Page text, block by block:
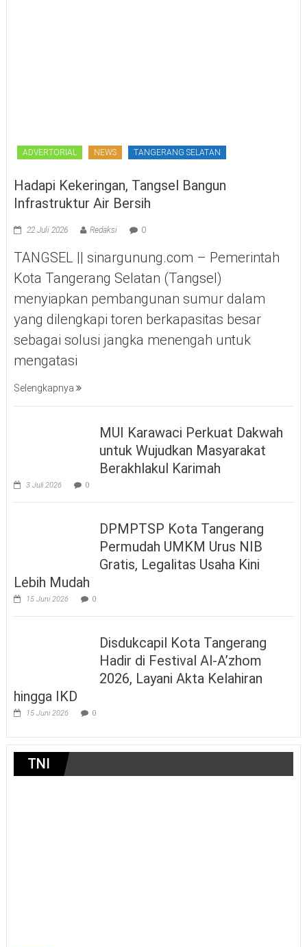
ADVERTORIAL NEWS TANGERANG SELATAN
Hadapi Kekeringan, Tangsel Bangun
Infrastruktur Air Bersih
22 Juli 2026 Redaksi 0
TANGSEL || sinargunung.com – Pemerintah
Kota Tangerang Selatan (Tangsel)
menyiapkan pembangunan sumur dalam
yang dilengkapi toren berkapasitas besar
sebagai solusi jangka menengah untuk
mengatasi
Selengkapnya
MUI Karawaci Perkuat Dakwah
untuk Wujudkan Masyarakat
Berakhlakul Karimah
3 Juli 2026 0
DPMPTSP Kota Tangerang
Permudah UMKM Urus NIB
Gratis, Legalitas Usaha Kini
Lebih Mudah
15 Juni 2026 0
Disdukcapil Kota Tangerang
Hadir di Festival Al-A’zhom
2026, Layani Akta Kelahiran
hingga IKD
15 Juni 2026 0
TNI